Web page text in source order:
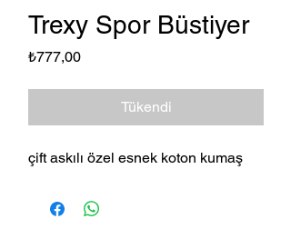
Trexy Spor Büstiyer
₺777,00Fiyat
Tükendi
çift askılı özel esnek koton kumaş